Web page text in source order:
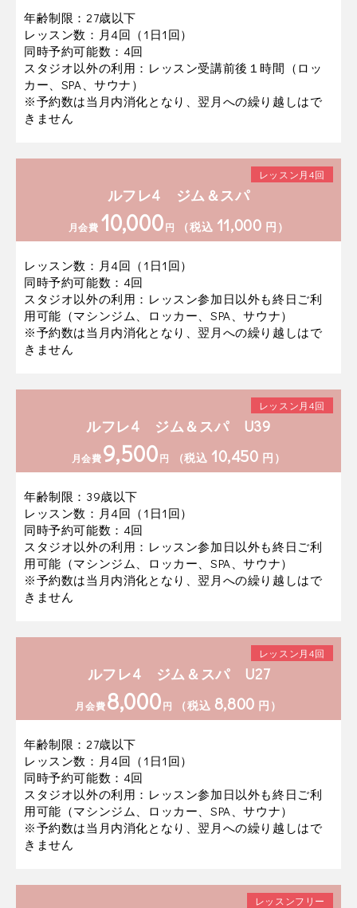
年齢制限：27歳以下
レッスン数：月4回（1日1回）
同時予約可能数：4回
スタジオ以外の利用：レッスン受講前後１時間（ロッ
カー、SPA、サウナ）
※予約数は当月内消化となり、翌月への繰り越しはで
きません
レッスン月4回
ルフレ4 ジム＆スパ
月会費 10,000円 （税込 11,000 円）
レッスン数：月4回（1日1回）
同時予約可能数：4回
スタジオ以外の利用：レッスン参加日以外も終日ご利
用可能（マシンジム、ロッカー、SPA、サウナ）
※予約数は当月内消化となり、翌月への繰り越しはで
きません
レッスン月4回
ルフレ4 ジム＆スパ U39
月会費9,500円 （税込 10,450 円）
年齢制限：39歳以下
レッスン数：月4回（1日1回）
同時予約可能数：4回
スタジオ以外の利用：レッスン参加日以外も終日ご利
用可能（マシンジム、ロッカー、SPA、サウナ）
※予約数は当月内消化となり、翌月への繰り越しはで
きません
レッスン月4回
ルフレ4 ジム＆スパ U27
月会費8,000円 （税込 8,800 円）
年齢制限：27歳以下
レッスン数：月4回（1日1回）
同時予約可能数：4回
スタジオ以外の利用：レッスン参加日以外も終日ご利
用可能（マシンジム、ロッカー、SPA、サウナ）
※予約数は当月内消化となり、翌月への繰り越しはで
きません
レッスンフリー